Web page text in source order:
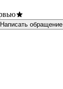
Написать обращение